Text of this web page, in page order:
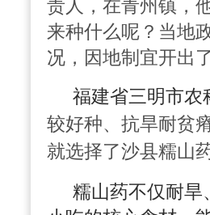
责人，在青州镇，
来种什么呢？当地
况，因地制宜开出
福建省三明市农
较好种、抗旱耐贫
就选择了沙县糯山药
糯山药不仅耐旱